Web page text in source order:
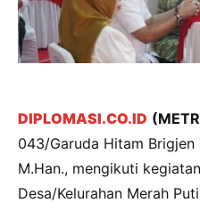
DIPLOMASI.CO.ID
043/Garuda Hitam Brigjen
M.Han., mengikuti
Desa/Kelurahan Merah